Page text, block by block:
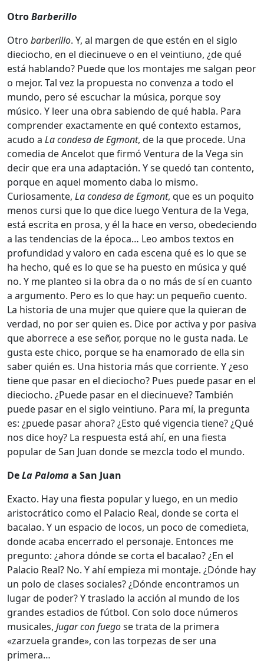
OtroBarberillo
Otro barberillo. Y, al margen de que estén en el siglo
dieciocho, en el diecinueve o en el veintiuno, ¿de qué
está hablando? Puede que los montajes me salgan peor
o mejor. Tal vez la propuesta no convenza a todo el
mundo, pero sé escuchar la música, porque soy
músico. Y leer una obra sabiendo de qué habla. Para
comprender exactamente en qué contexto estamos,
acudo a La condesa de Egmont, de la que procede. Una
comedia de Ancelot que firmó Ventura de la Vega sin
decir que era una adaptación. Y se quedó tan contento,
porque en aquel momento daba lo mismo.
Curiosamente, La condesa de Egmont, que es un poquito
menos cursi que lo que dice luego Ventura de la Vega,
está escrita en prosa, y él la hace en verso, obedeciendo
a las tendencias de la época… Leo ambos textos en
profundidad y valoro en cada escena qué es lo que se
ha hecho, qué es lo que se ha puesto en música y qué
no. Y me planteo si la obra da o no más de sí en cuanto
a argumento. Pero es lo que hay: un pequeño cuento.
La historia de una mujer que quiere que la quieran de
verdad, no por ser quien es. Dice por activa y por pasiva
que aborrece a ese señor, porque no le gusta nada. Le
gusta este chico, porque se ha enamorado de ella sin
saber quién es. Una historia más que corriente. Y ¿eso
tiene que pasar en el dieciocho? Pues puede pasar en el
dieciocho. ¿Puede pasar en el diecinueve? También
puede pasar en el siglo veintiuno. Para mí, la pregunta
es: ¿puede pasar ahora? ¿Esto qué vigencia tiene? ¿Qué
nos dice hoy? La respuesta está ahí, en una fiesta
popular de San Juan donde se mezcla todo el mundo.
DeLa Palomaa San Juan
Exacto. Hay una fiesta popular y luego, en un medio
aristocrático como el Palacio Real, donde se corta el
bacalao. Y un espacio de locos, un poco de comedieta,
donde acaba encerrado el personaje. Entonces me
pregunto: ¿ahora dónde se corta el bacalao? ¿En el
Palacio Real? No. Y ahí empieza mi montaje. ¿Dónde hay
un polo de clases sociales? ¿Dónde encontramos un
lugar de poder? Y traslado la acción al mundo de los
grandes estadios de fútbol. Con solo doce números
musicales, Jugar con fuegose trata de la primera
«zarzuela grande», con las torpezas de ser una
primera…